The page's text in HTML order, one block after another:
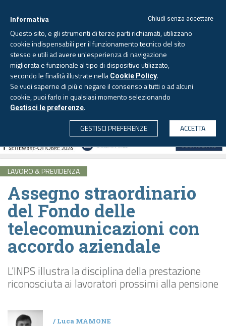
CERCA
Sabato, 8 agosto 2026 - Aggiornato alle 6.00
LAVORO & PREVIDENZA
Assegno straordinario
del Fondo delle
telecomunicazioni con
accordo aziendale
L’INPS illustra la disciplina della prestazione
riconosciuta ai lavoratori prossimi alla pensione
/Luca MAMONE
Chiudi senza accettare
Informativa
Questo sito, e gli strumenti di terze parti richiamati, utilizzano
cookie indispensabili per il funzionamento tecnico del sito
stesso e utili ad avere un'esperienza di navigazione
migliorata e funzionale al tipo di dispositivo utilizzato,
secondo le finalità illustrate nella Cookie Policy.
Se vuoi saperne di più o negare il consenso a tutti o ad alcuni
cookie, puoi farlo in qualsiasi momento selezionando
Gestisci le preferenze.
GESTISCI PREFERENZE
ACCETTA